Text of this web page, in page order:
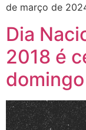
de março de
Dia
2018 é
domingo